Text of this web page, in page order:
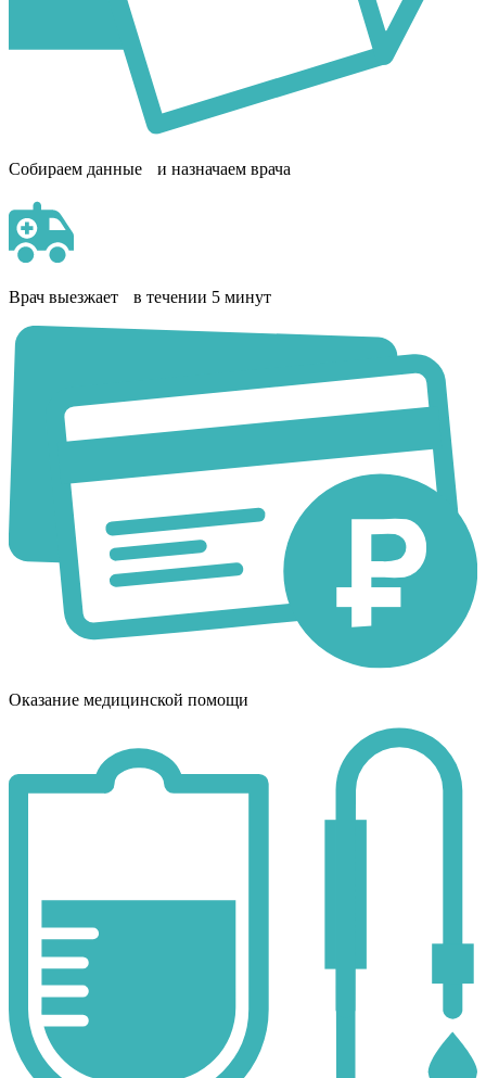
Собираем данные и назначаем врача
Врач выезжает в течении 5 минут
Оказание медицинской помощи